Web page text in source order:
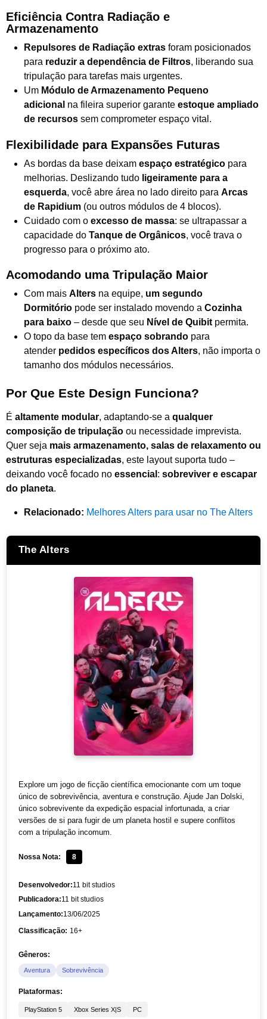
Eficiência Contra Radiação e
Armazenamento
Repulsores de Radiação extras foram posicionados
para reduzir a dependência de Filtros, liberando sua
tripulação para tarefas mais urgentes.
Um Módulo de Armazenamento Pequeno
adicional na fileira superior garante estoque ampliado
de recursos sem comprometer espaço vital.
Flexibilidade para Expansões Futuras
As bordas da base deixam espaço estratégico para
melhorias. Deslizando tudo ligeiramente para a
esquerda, você abre área no lado direito para Arcas
de Rapidium (ou outros módulos de 4 blocos).
Cuidado com o excesso de massa: se ultrapassar a
capacidade do Tanque de Orgânicos, você trava o
progresso para o próximo ato.
Acomodando uma Tripulação Maior
Com mais Alters na equipe, um segundo
Dormitório pode ser instalado movendo a Cozinha
para baixo – desde que seu Nível de Quibit permita.
O topo da base tem espaço sobrando para
atender pedidos específicos dos Alters, não importa o
tamanho dos módulos necessários.
Por Que Este Design Funciona?
É altamente modular, adaptando-se a qualquer
composição de tripulação ou necessidade imprevista.
Quer seja mais armazenamento, salas de relaxamento ou
estruturas especializadas, este layout suporta tudo –
deixando você focado no essencial : sobreviver e escapar
do planeta.
Relacionado: Melhores Alters para usar no The Alters
The Alters
Explore um jogo de ficção científica emocionante com um toque
único de sobrevivência, aventura e construção. Ajude Jan Dolski,
único sobrevivente da expedição espacial infortunada, a criar
versões de si para fugir de um planeta hostil e supere conflitos
com a tripulação incomum.
Nossa Nota: 8
Desenvolvedor:11 bit studios
Publicadora:11 bit studios
Lançamento:13/06/2025
Classificação: 16+
Gêneros:
Aventura Sobrevivência
Plataformas:
PlayStation 5 Xbox Series X|S PC